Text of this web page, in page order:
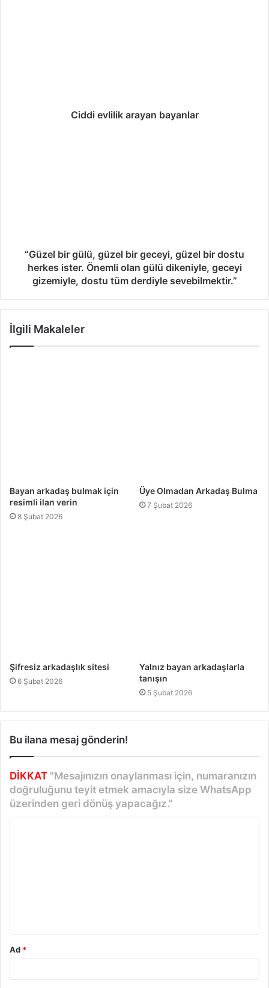
Ciddi evlilik arayan bayanlar
“Güzel bir gülü, güzel bir geceyi, güzel bir dostu
herkes ister. Önemli olan gülü dikeniyle, geceyi
gizemiyle, dostu tüm derdiyle sevebilmektir.”
İlgili Makaleler
Bayan arkadaş bulmak için
resimli ilan verin
8 Şubat 2026
Üye Olmadan Arkadaş Bulma
7 Şubat 2026
Şifresiz arkadaşlık sitesi
6 Şubat 2026
Yalnız bayan arkadaşlarla
tanışın
5 Şubat 2026
Bu ilana mesaj gönderin!
DİKKAT "Mesajınızın onaylanması için, numaranızın
doğruluğunu teyit etmek amacıyla size WhatsApp
üzerinden geri dönüş yapacağız."
Ad *